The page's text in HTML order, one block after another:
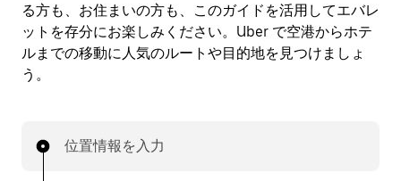
る方も、お住まいの方も、このガイドを活用してエバレ
ットを存分にお楽しみください。Uber で空港からホテ
ルまでの移動に人気のルートや目的地を見つけましょ
う。
位置情報を入力